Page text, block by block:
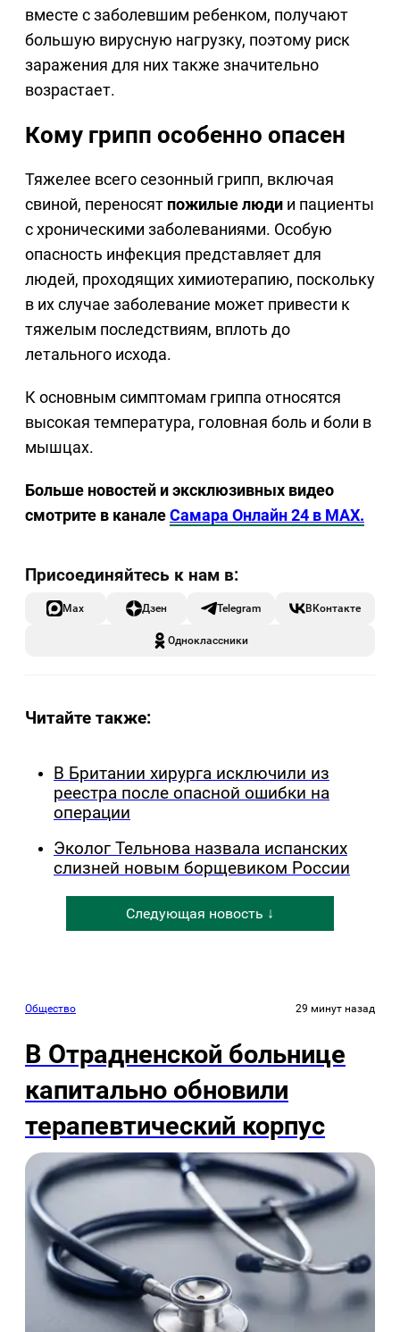
вместе с заболевшим ребенком, получают
большую вирусную нагрузку, поэтому риск
заражения для них также значительно
возрастает.
Кому грипп особенно опасен
Тяжелее всего сезонный грипп, включая
свиной, переносят пожилые люди и пациенты
с хроническими заболеваниями. Особую
опасность инфекция представляет для
людей, проходящих химиотерапию, поскольку
в их случае заболевание может привести к
тяжелым последствиям, вплоть до
летального исхода.
К основным симптомам гриппа относятся
высокая температура, головная боль и боли в
мышцах.
Больше новостей и эксклюзивных видео
смотрите в каналеСамара Онлайн 24 в MAX.
Max Дзен Telegram ВКонтакте
Одноклассники
Читайте также:
В Британии хирурга исключили из
реестра после опасной ошибки на
операции
Эколог Тельнова назвала испанских
слизней новым борщевиком России
Следующая новость ↓
Общество 29 минут назад
В Отрадненской больнице
капитально обновили
терапевтический корпус